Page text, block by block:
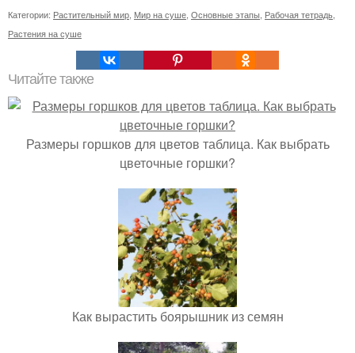
Категории: Растительный мир Мир на суше Основные этапы Рабочая тетрадь
Растения на суше
Читайте также
Размеры горшков для цветов таблица. Как выбрать
цветочные горшки?
Как вырастить боярышник из семян